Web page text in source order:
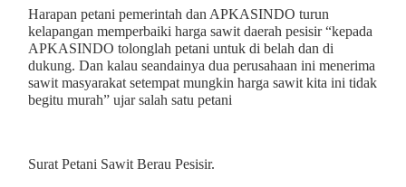
Harapan petani pemerintah dan APKASINDO turun
kelapangan memperbaiki harga sawit daerah pesisir “kepada
APKASINDO tolonglah petani untuk di belah dan di
dukung. Dan kalau seandainya dua perusahaan ini menerima
sawit masyarakat setempat mungkin harga sawit kita ini tidak
begitu murah” ujar salah satu petani
Surat Petani Sawit Berau Pesisir.